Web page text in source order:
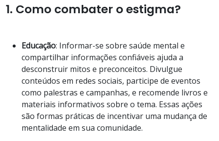
1. Como combater o estigma?
Educação: Informar-se sobre saúde mental e
compartilhar informações confiáveis ajuda a
desconstruir mitos e preconceitos. Divulgue
conteúdos em redes sociais, participe de eventos
como palestras e campanhas, e recomende livros e
materiais informativos sobre o tema. Essas ações
são formas práticas de incentivar uma mudança de
mentalidade em sua comunidade.